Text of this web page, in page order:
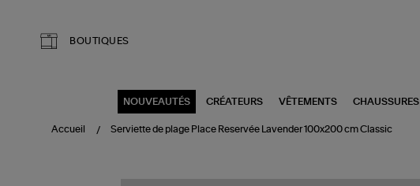
BOUTIQUES
NOUVEAUTÉS CRÉATEURS VÊTEMENTS CHAUSSURES
Accueil Serviette de plage Place Reservée Lavender 100x200 cm Classic